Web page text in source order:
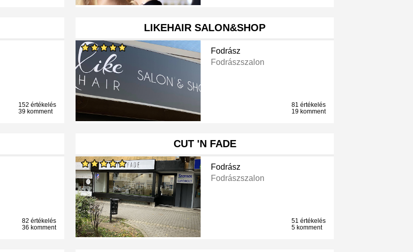
152 értékelés
39 komment
LIKEHAIR SALON&SHOP
Fodrász
Fodrászszalon
81 értékelés
19 komment
82 értékelés
36 komment
CUT 'N FADE
Fodrász
Fodrászszalon
51 értékelés
5 komment